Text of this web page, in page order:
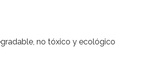
no tóxico y ecológico